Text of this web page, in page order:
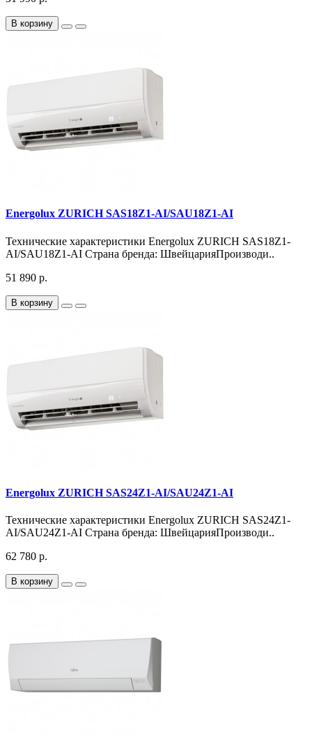
В корзину
Energolux ZURICH SAS18Z1-AI/SAU18Z1-AI
Технические характеристики Energolux ZURICH SAS18Z1-
AI/SAU18Z1-AI Страна бренда: ШвейцарияПроизводи..
51 890 р.
В корзину
Energolux ZURICH SAS24Z1-AI/SAU24Z1-AI
Технические характеристики Energolux ZURICH SAS24Z1-
AI/SAU24Z1-AI Страна бренда: ШвейцарияПроизводи..
62 780 р.
В корзину